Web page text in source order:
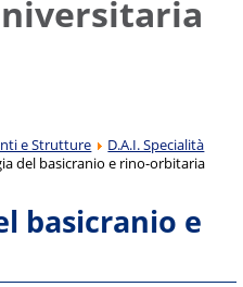
e Strutture
D.A.I. Specialità
del basicranio e rino-orbitaria
basicranio e